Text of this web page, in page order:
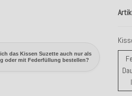
das Kissen Suzette auch nur als
oder mit Federfüllung bestellen?